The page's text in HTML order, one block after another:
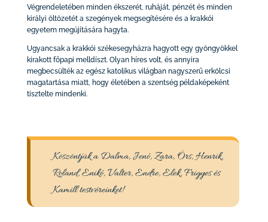
Végrendeletében minden ékszerét, ruháját, pénzét és minden
királyi öltözetét a szegények megsegítésére és a krakkói
egyetem megújítására hagyta.
Ugyancsak a krakkói székesegyházra hagyott egy gyöngyökkel
kirakott főpapi melldíszt. Olyan híres volt, és annyira
megbecsülték az egész katolikus világban nagyszerű erkölcsi
magatartása miatt, hogy életében a szentség példaképeként
tisztelte mindenki.
Köszöntjük a Dalma, Jenő, Zara, Örs, Henrik,
Roland, Enikő, Valter, Endre, Elek, Frigyes és
Kamill testvéreinket!